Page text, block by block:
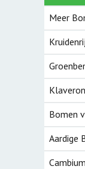
Meer
Bomen
Aardige